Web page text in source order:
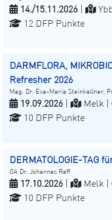
14./15.11.2026
12 DFP Punkte
DARMFLORA,
Refresher 2026
Mag. Dr. Eva-Maria Steinkellner,
19.09.2026 Melk |
10 DFP Punkte
DERMATOLOGIE-TAG
OA Dr. Johannes Raff
17.10.2026 Melk |
10 DFP Punkte